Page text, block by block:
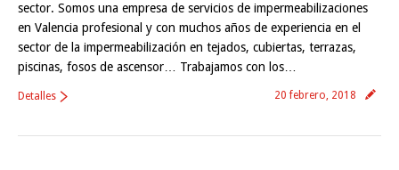
sector. Somos una empresa de servicios de impermeabilizaciones
en Valencia profesional y con muchos años de experiencia en el
sector de la impermeabilización en tejados, cubiertas, terrazas,
piscinas, fosos de ascensor… Trabajamos con los…
20 febrero, 2018
Detalles